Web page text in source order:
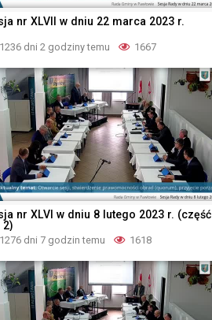
nr XLVII w dniu 22 marca 2023 r.
1236 dni 2 godziny temu 1667
nr XLVI w dniu 8 lutego 2023 r. (część
2)
1276 dni 7 godzin temu 1618